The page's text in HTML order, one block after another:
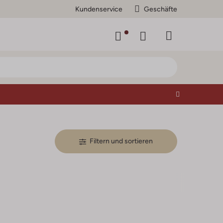
Kundenservice Geschäfte
Filtern und sortieren